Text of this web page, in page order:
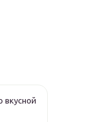
вкусной